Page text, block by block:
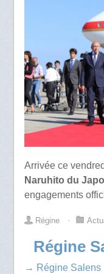
Arrivée ce
Naruhito du
engagements
Régine ⋅
Régine
→ Régine Salens